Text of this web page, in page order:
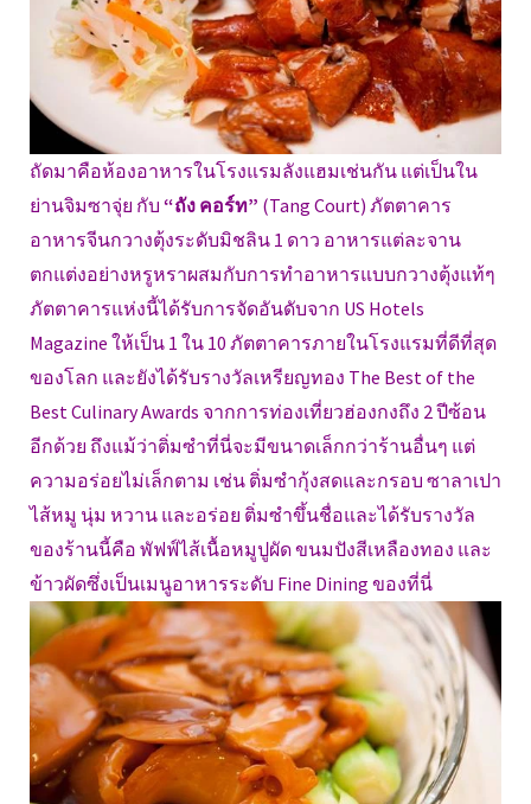
ถัดมาคือห้องอาหารในโรงแรมลังแฮมเช่นกัน แต่เป็นใน
ย่านจิมซาจุ่ย กับ “ถัง คอร์ท” (Tang Court) ภัตตาคาร
อาหารจีนกวางตุ้งระดับมิชลิน 1 ดาว อาหารแต่ละจาน
ตกแต่งอย่างหรูหราผสมกับการทำอาหารแบบกวางตุ้งแท้ๆ
ภัตตาคารแห่งนี้ได้รับการจัดอันดับจาก US Hotels
Magazine ให้เป็น 1 ใน 10 ภัตตาคารภายในโรงแรมที่ดีที่สุด
ของโลก และยังได้รับรางวัลเหรียญทอง The Best of the
Best Culinary Awards จากการท่องเที่ยวฮ่องกงถึง 2 ปีซ้อน
อีกด้วย ถึงแม้ว่าติ่มซำที่นี่จะมีขนาดเล็กกว่าร้านอื่นๆ แต่
ความอร่อยไม่เล็กตาม เช่น ติ่มซำกุ้งสดและกรอบ ซาลาเปา
ไส้หมู นุ่ม หวาน และอร่อย ติ่มซำขึ้นชื่อและได้รับรางวัล
ของร้านนี้คือ พัฟฟ์ไส้เนื้อหมูปูผัด ขนมปังสีเหลืองทอง และ
ข้าวผัดซึ่งเป็นเมนูอาหารระดับ Fine Dining ของที่นี่